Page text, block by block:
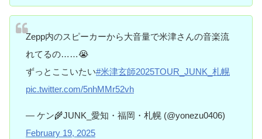
Zepp内のスピーカーから大音量で米津さんの音楽流
れてるの……😭
ずっとここいたい#米津玄師2025TOUR_JUNK_札幌
pic.twitter.com/5nhMMr52vh
— ケン🌾JUNK_愛知・福岡・札幌 (@yonezu0406)
February 19, 2025